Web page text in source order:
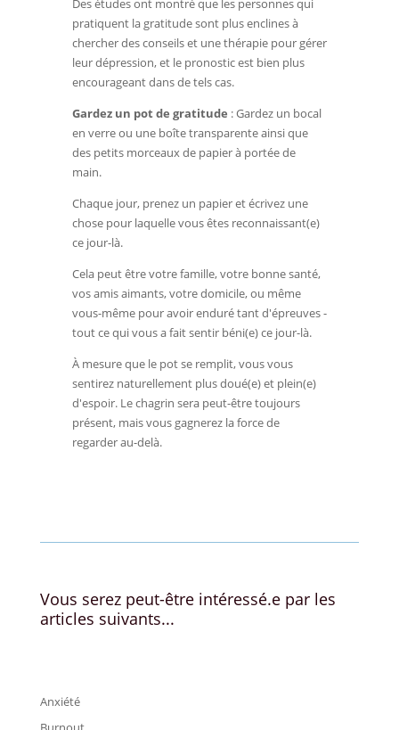
Des études ont montré que les personnes qui
pratiquent la gratitude sont plus enclines à
chercher des conseils et une thérapie pour gérer
leur dépression, et le pronostic est bien plus
encourageant dans de tels cas.
Gardez un pot de gratitude : Gardez un bocal
en verre ou une boîte transparente ainsi que
des petits morceaux de papier à portée de
main.
Chaque jour, prenez un papier et écrivez une
chose pour laquelle vous êtes reconnaissant(e)
ce jour-là.
Cela peut être votre famille, votre bonne santé,
vos amis aimants, votre domicile, ou même
vous-même pour avoir enduré tant d'épreuves -
tout ce qui vous a fait sentir béni(e) ce jour-là.
À mesure que le pot se remplit, vous vous
sentirez naturellement plus doué(e) et plein(e)
d'espoir. Le chagrin sera peut-être toujours
présent, mais vous gagnerez la force de
regarder au-delà.
Vous serez peut-être intéressé.e par les
articles suivants...
Anxiété